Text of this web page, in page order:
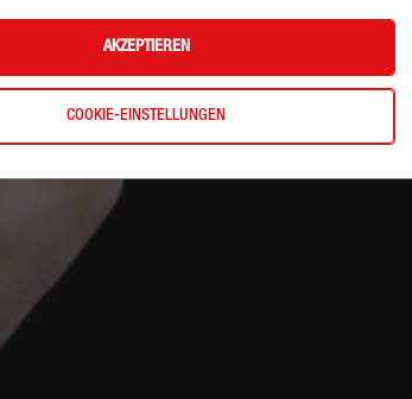
AKZEPTIEREN
COOKIE-EINSTELLUNGEN